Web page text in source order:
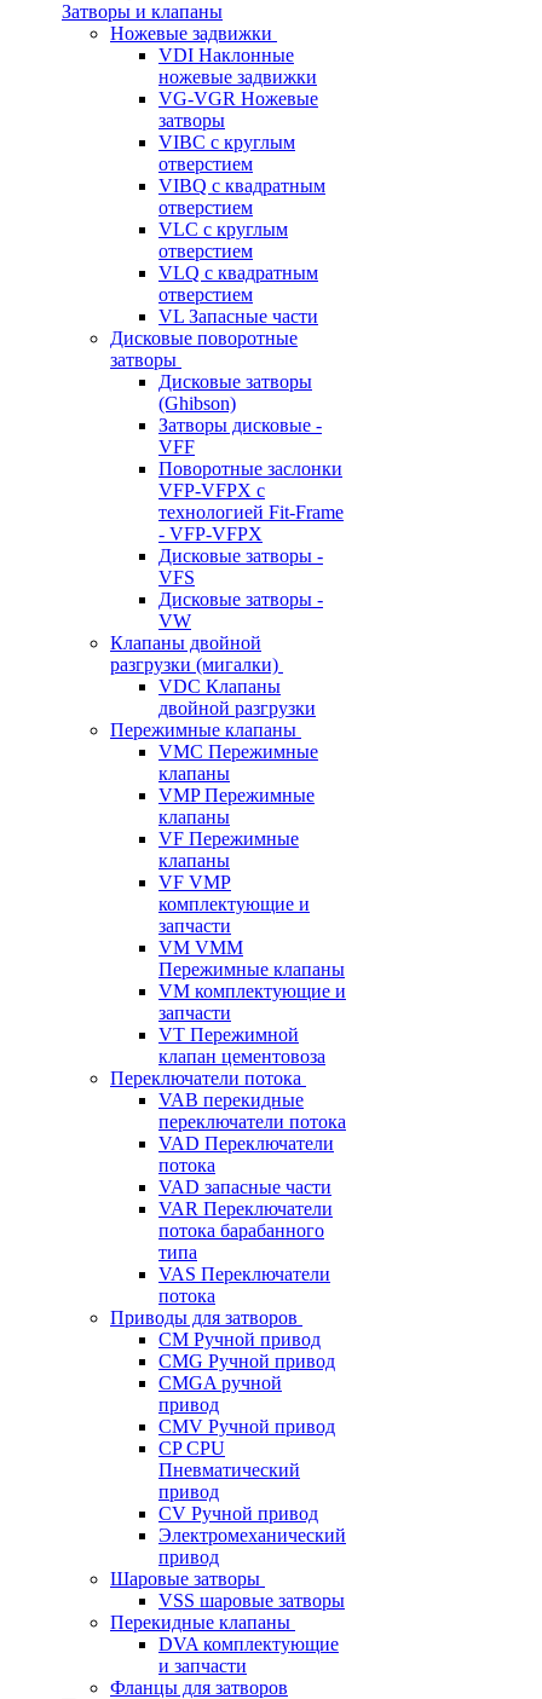
Затворы и клапаны
Ножевые задвижки
VDI Наклонные
ножевые задвижки
VG-VGR Ножевые
затворы
VIBC с круглым
отверстием
VIBQ с квадратным
отверстием
VLC с круглым
отверстием
VLQ с квадратным
отверстием
VL Запасные части
Дисковые поворотные
затворы
Дисковые затворы
(Ghibson)
Затворы дисковые -
VFF
Поворотные заслонки
VFP-VFPX с
технологией Fit-Frame
- VFP-VFPX
Дисковые затворы -
VFS
Дисковые затворы -
VW
Клапаны двойной
разгрузки (мигалки)
VDC Клапаны
двойной разгрузки
Пережимные клапаны
VMC Пережимные
клапаны
VMP Пережимные
клапаны
VF Пережимные
клапаны
VF VMP
комплектующие и
запчасти
VM VMM
Пережимные клапаны
VM комплектующие и
запчасти
VT Пережимной
клапан цементовоза
Переключатели потока
VAB перекидные
переключатели потока
VAD Переключатели
потока
VAD запасные части
VAR Переключатели
потока барабанного
типа
VAS Переключатели
потока
Приводы для затворов
СМ Ручной привод
CMG Ручной привод
CMGA ручной
привод
CMV Ручной привод
CP CPU
Пневматический
привод
CV Ручной привод
Электромеханический
привод
Шаровые затворы
VSS шаровые затворы
Перекидные клапаны
DVA комплектующие
и запчасти
Фланцы для затворов